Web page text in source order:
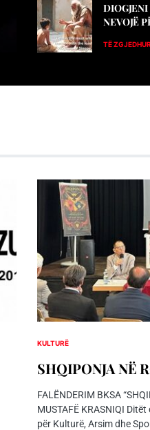
DIOGJENI
NEVOJË
TË
KULTURË
SHQIPONJA NЁ
FALËNDERIM BKSA
MUSTAFË KRASNIQI
për Kulturë, Arsim dhe